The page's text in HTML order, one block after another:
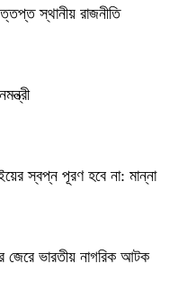
স্থানীয় রাজনীতি
স্বপ্ন পূরণ হবে না: মান্না
জেরে ভারতীয় নাগরিক আটক